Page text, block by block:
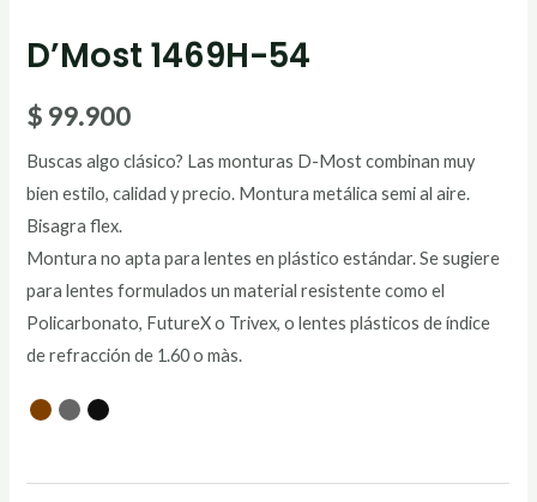
D’Most 1469H-54
$ 99.900
Buscas algo clásico? Las monturas D-Most combinan muy
bien estilo, calidad y precio. Montura metálica semi al aire.
Bisagra flex.
Montura no apta para lentes en plástico estándar. Se sugiere
para lentes formulados un material resistente como el
Policarbonato, FutureX o Trivex, o lentes plásticos de índice
de refracción de 1.60 o màs.